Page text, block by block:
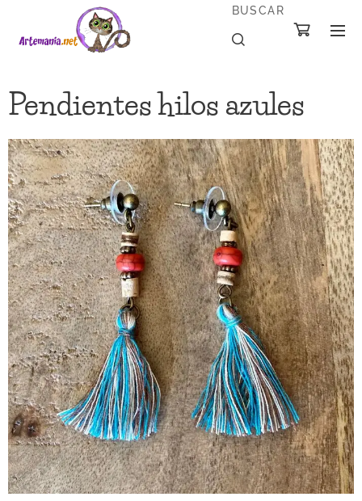
BUSCAR
Pendientes hilos azules